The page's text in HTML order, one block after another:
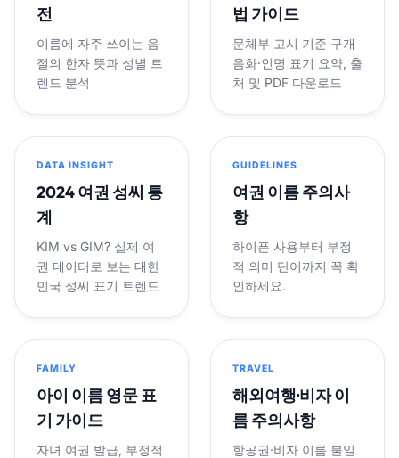
전
이름에 자주 쓰이는 음
절의 한자 뜻과 성별 트
렌드 분석
법 가이드
문체부 고시 기준 구개
음화·인명 표기 요약, 출
처 및 PDF 다운로드
DATA INSIGHT
2024 여권 성씨 통
계
KIM vs GIM? 실제 여
권 데이터로 보는 대한
민국 성씨 표기 트렌드
GUIDELINES
여권 이름 주의사
항
하이픈 사용부터 부정
적 의미 단어까지 꼭 확
인하세요.
FAMILY
아이 이름 영문 표
기 가이드
자녀 여권 발급, 부정적
TRAVEL
해외여행·비자 이
름 주의사항
항공권·비자 이름 불일